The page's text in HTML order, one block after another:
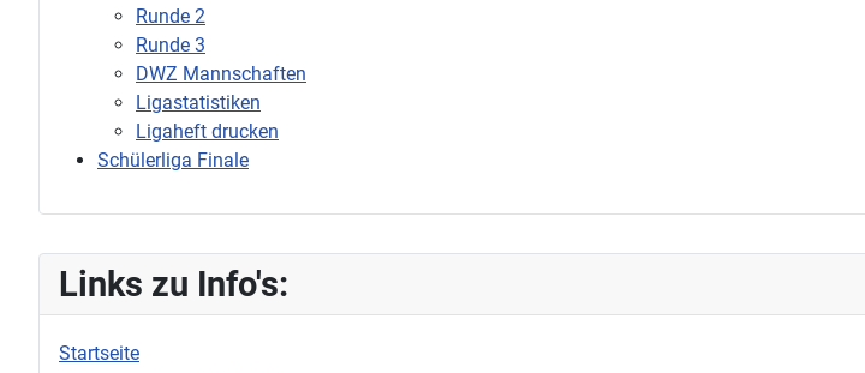
Links zu Info's:
Startseite
Runde 2
Runde 3
DWZ Mannschaften
Ligastatistiken
Ligaheft drucken
Schülerliga Finale